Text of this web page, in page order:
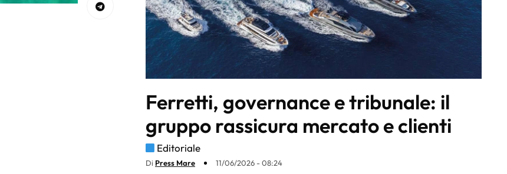
Ferretti, governance e tribunale: il
gruppo rassicura mercato e clienti
Editoriale
Di Press Mare 11/06/2026 - 08:24